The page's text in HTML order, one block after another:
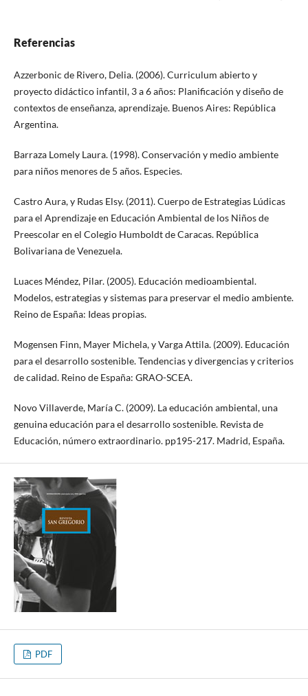
Referencias
Azzerbonic de Rivero, Delia. (2006). Curriculum abierto y
proyecto didáctico infantil, 3 a 6 años: Planificación y diseño de
contextos de enseñanza, aprendizaje. Buenos Aires: República
Argentina.
Barraza Lomely Laura. (1998). Conservación y medio ambiente
para niños menores de 5 años. Especies.
Castro Aura, y Rudas Elsy. (2011). Cuerpo de Estrategias Lúdicas
para el Aprendizaje en Educación Ambiental de los Niños de
Preescolar en el Colegio Humboldt de Caracas. República
Bolivariana de Venezuela.
Luaces Méndez, Pilar. (2005). Educación medioambiental.
Modelos, estrategias y sistemas para preservar el medio ambiente.
Reino de España: Ideas propias.
Mogensen Finn, Mayer Michela, y Varga Attila. (2009). Educación
para el desarrollo sostenible. Tendencias y divergencias y criterios
de calidad. Reino de España: GRAO-SCEA.
Novo Villaverde, María C. (2009). La educación ambiental, una
genuina educación para el desarrollo sostenible. Revista de
Educación, número extraordinario. pp195-217. Madrid, España.
PDF